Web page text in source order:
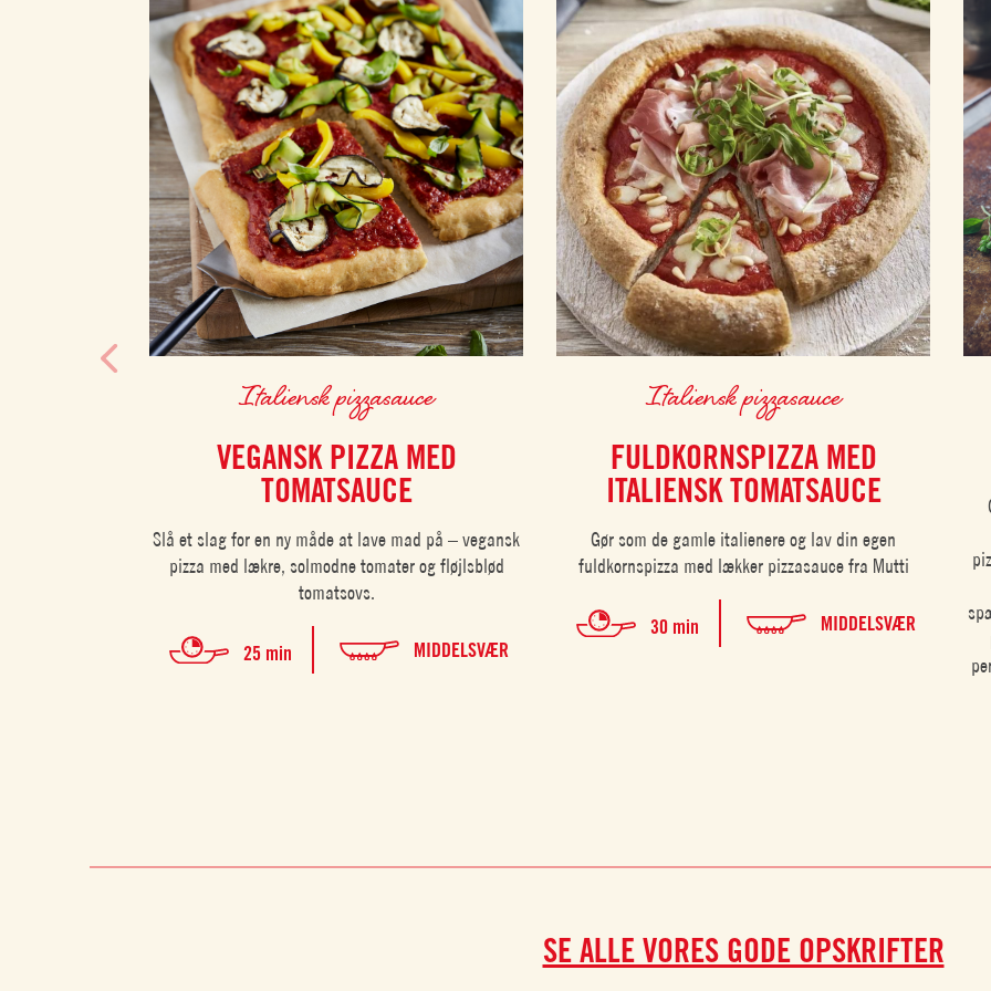
Italiensk pizzasauce
VEGANSK PIZZA MED
TOMATSAUCE
Slå et slag for en ny måde at lave mad på – vegansk
pizza med lækre, solmodne tomater og fløjlsblød
tomatsovs.
25 min MIDDELSVÆR
Italiensk pizzasauce
FULDKORNSPIZZA MED
ITALIENSK TOMATSAUCE
Gør som de gamle italienere og lav din egen
fuldkornspizza med lækker pizzasauce fra Mutti
30 min MIDDELSVÆR
SE ALLE VORES GODE OPSKRIFTER